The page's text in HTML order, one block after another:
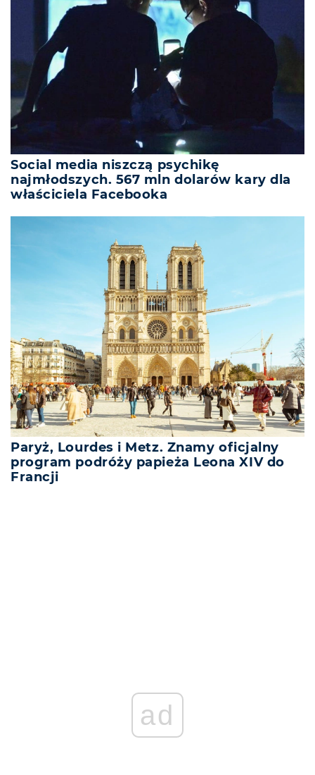
Social media niszczą psychikę
najmłodszych. 567 mln dolarów kary dla
właściciela Facebooka
Paryż, Lourdes i Metz. Znamy oficjalny
program podróży papieża Leona XIV do
Francji